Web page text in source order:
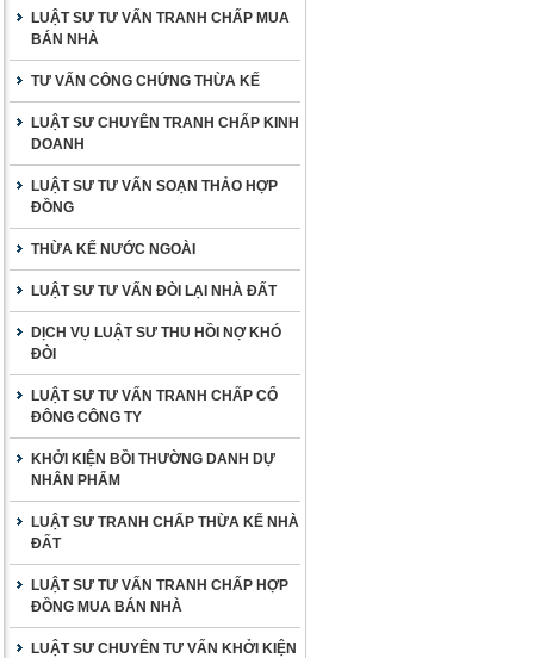
LUẬT SƯ TƯ VẤN TRANH CHẤP MUA
BÁN NHÀ
TƯ VẤN CÔNG CHỨNG THỪA KẾ
LUẬT SƯ CHUYÊN TRANH CHẤP KINH
DOANH
LUẬT SƯ TƯ VẤN SOẠN THẢO HỢP
ĐỒNG
THỪA KẾ NƯỚC NGOÀI
LUẬT SƯ TƯ VẤN ĐÒI LẠI NHÀ ĐẤT
DỊCH VỤ LUẬT SƯ THU HỒI NỢ KHÓ
ĐÒI
LUẬT SƯ TƯ VẤN TRANH CHẤP CỔ
ĐÔNG CÔNG TY
KHỞI KIỆN BỒI THƯỜNG DANH DỰ
NHÂN PHẨM
LUẬT SƯ TRANH CHẤP THỪA KẾ NHÀ
ĐẤT
LUẬT SƯ TƯ VẤN TRANH CHẤP HỢP
ĐỒNG MUA BÁN NHÀ
LUẬT SƯ CHUYÊN TƯ VẤN KHỞI KIỆN